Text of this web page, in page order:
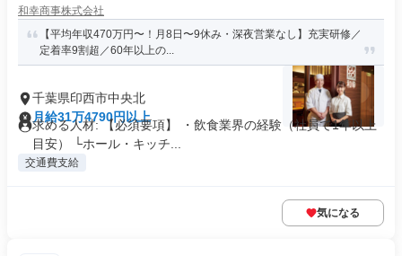
和幸商事株式会社
【平均年収470万円〜！月8日〜9休み・深夜営業なし】充実研修／
定着率9割超／60年以上の...
千葉県印西市中央北
月給31万4790円以上
求める人材: 【必須要項】 ・飲食業界の経験（社員で1年以上
目安） └ホール・キッチ...
交通費支給
気になる